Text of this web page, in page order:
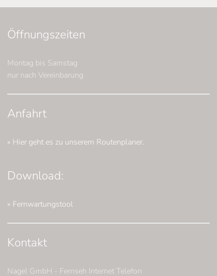
Öffnungszeiten
Montag bis Samstag
nur nach Vereinbarung
Anfahrt
» Hier geht es zu unserem Routenplaner.
Download:
» Fernwartungstool
Kontakt
Nagel GmbH - Fernseh Internet Telefon